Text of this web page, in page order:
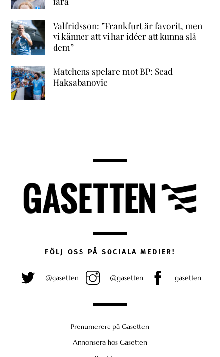
Valfridsson: ”Frankfurt är favorit, men
vi känner att vi har idéer att kunna slå
dem”
Matchens spelare mot BP: Sead
Haksabanovic
FÖLJ OSS PÅ SOCIALA MEDIER!
@gasetten @gasetten gasetten
Prenumerera på Gasetten
Annonsera hos Gasetten